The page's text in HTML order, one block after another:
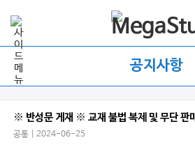
공지사항
※ 반성문 게재 ※ 교재 불법 복제 및 무단 판
공통 | 2024-06-25